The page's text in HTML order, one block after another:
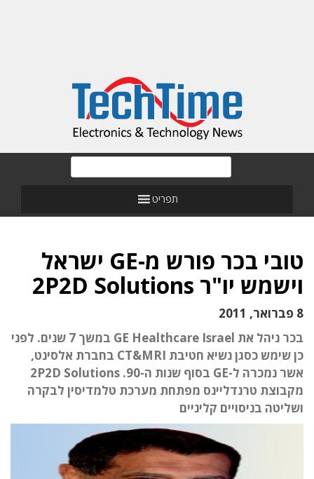
תפריט
טובי בכר פורש מ-GE ישראל
וישמש יו"ר 2P2D Solutions
8 פברואר, 2011
בכר ניהל את GE Healthcare Israel במשך 7 שנים. לפני
כן שימש כסגן נשיא חטיבת CT&MRI בחברת אלסינט,
אשר נמכרה ל-GE בסוף שנות ה-90. 2P2D Solutions
מקבוצת טרנדליינס מפתחת מערכת טלמדיסין לבקרה
ושליטה בניסויים קליניים